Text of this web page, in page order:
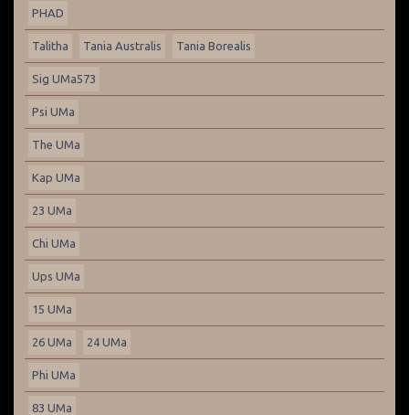
PHAD
Talitha Tania Australis Tania Borealis
Sig UMa573
Psi UMa
The UMa
Kap UMa
23 UMa
Chi UMa
Ups UMa
15 UMa
26 UMa 24 UMa
Phi UMa
83 UMa